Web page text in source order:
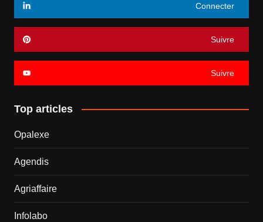
Connecter
Suivre
Suivre
Top articles
Opalexe
Agendis
Agriaffaire
Infolabo